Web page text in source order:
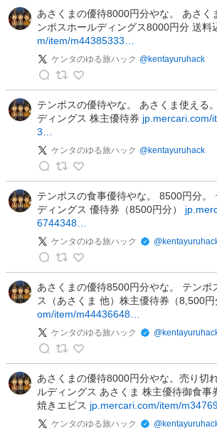
投
稿
待
品
い
人
ち
ゅ
ケ
ン
タ
旅
ハ
ッ
稿
あさくまの優待8000円分やな。 あさく
ンポスホールディングス8000円分 送料
m/item/m44385333…
ケンタのゆる旅ハック @kentayuruhack
ケ
ン
タ
旅
ハ
ッ
稿
テンポスの優待やな。 あさくま使える
ディングス 株主優待券 jp.mercari.com/
3…
ケンタのゆる旅ハック @kentayuruhack
ケ
ン
タ
旅
ハ
ッ
テンポスの食事優待やな。 8500円分。
ディングス 優待券（8500円分）
6744348…
ケンタのゆる旅ハック @
ケ
ン
タ
あさくまの優待8500円分やな。 テンポ
ス（あさくま 他）株主優待券（8,500円
om/item/m44436648…
ケンタのゆる旅ハック @
あさくまの優待8000円分やな。売り切
ルディングス あさくま 株主優待御食事
焼きエビス jp.mercari.com/item/
ケンタのゆる旅ハック @